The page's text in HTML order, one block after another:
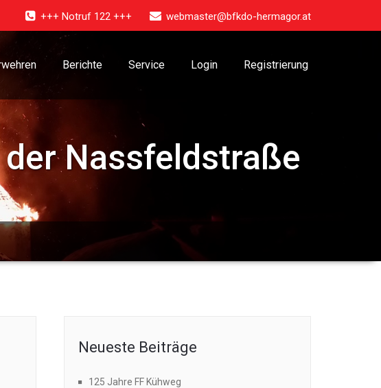
+++ Notruf 122 +++ webmaster@bfkdo-hermagor.at
Berichte Service Login Registrierung
Nassfeldstraße
Neueste Beiträge
125 Jahre FF Kühweg